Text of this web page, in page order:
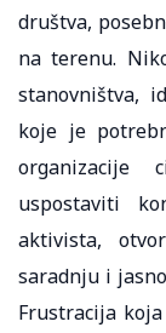
društva,
na terenu.
stanovništva,
koje je
organizacije
uspostaviti
aktivista,
saradnju i
Frustracija